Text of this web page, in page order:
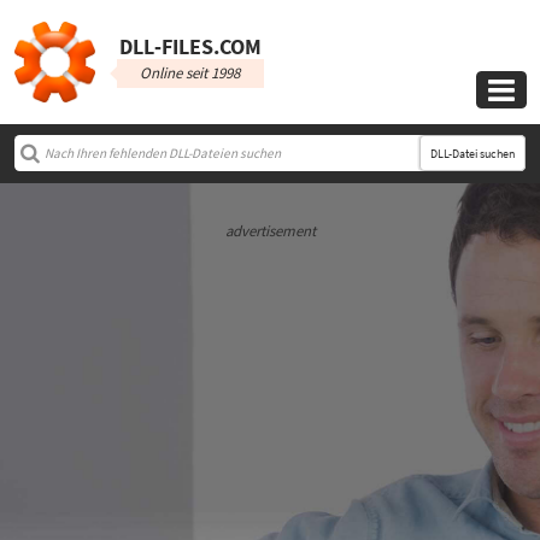
DLL‑FILES.COM
Online seit 1998

DLL-Datei suchen
advertisement